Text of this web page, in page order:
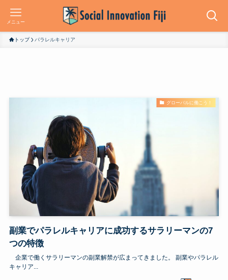
メニュー
トップ パラレルキャリア
グローバルに働こう！
副業でパラレルキャリアに成功するサラリーマンの7
つの特徴
企業で働くサラリーマンの副業解禁が広まってきました。 副業やパラレル
キャリア...